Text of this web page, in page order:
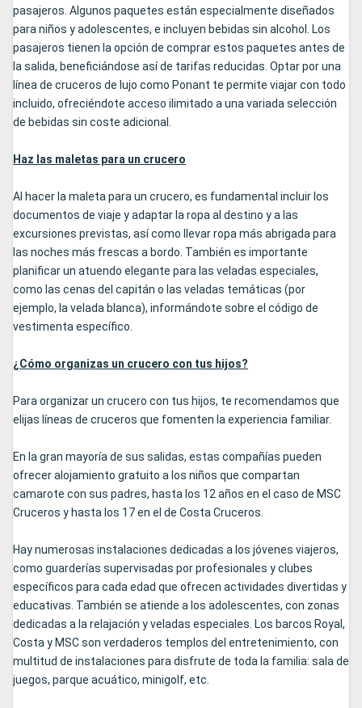
pasajeros. Algunos paquetes están especialmente diseñados
para niños y adolescentes, e incluyen bebidas sin alcohol. Los
pasajeros tienen la opción de comprar estos paquetes antes de
la salida, beneficiándose así de tarifas reducidas. Optar por una
línea de cruceros de lujo como Ponant te permite viajar con todo
incluido, ofreciéndote acceso ilimitado a una variada selección
de bebidas sin coste adicional.
Haz las maletas para un crucero
Al hacer la maleta para un crucero, es fundamental incluir los
documentos de viaje y adaptar la ropa al destino y a las
excursiones previstas, así como llevar ropa más abrigada para
las noches más frescas a bordo. También es importante
planificar un atuendo elegante para las veladas especiales,
como las cenas del capitán o las veladas temáticas (por
ejemplo, la velada blanca), informándote sobre el código de
vestimenta específico.
¿Cómo organizas un crucero con tus hijos?
Para organizar un crucero con tus hijos, te recomendamos que
elijas líneas de cruceros que fomenten la experiencia familiar.
En la gran mayoría de sus salidas, estas compañías pueden
ofrecer alojamiento gratuito a los niños que compartan
camarote con sus padres, hasta los 12 años en el caso de MSC
Cruceros y hasta los 17 en el de Costa Cruceros.
Hay numerosas instalaciones dedicadas a los jóvenes viajeros,
como guarderías supervisadas por profesionales y clubes
específicos para cada edad que ofrecen actividades divertidas y
educativas. También se atiende a los adolescentes, con zonas
dedicadas a la relajación y veladas especiales. Los barcos Royal,
Costa y MSC son verdaderos templos del entretenimiento, con
multitud de instalaciones para disfrute de toda la familia: sala de
juegos, parque acuático, minigolf, etc.